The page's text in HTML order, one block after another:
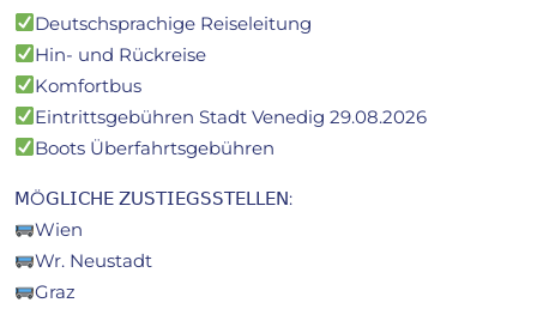
Deutschsprachige Reiseleitung
Hin- und Rückreise
Komfortbus
Eintrittsgebühren Stadt Venedig 29.08.2026
Boots Überfahrtsgebühren
𝖬Ö𝖦𝖫𝖨𝖢𝖧𝖤 𝖹𝖴𝖲𝖳𝖨𝖤𝖦𝖲𝖲𝖳𝖤𝖫𝖫𝖤𝖭:
Wien
Wr. Neustadt
Graz